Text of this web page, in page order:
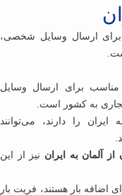
ارسال وسایل شخصی،
برای ارسال وسایل
به کشور است.
را دارند، می‌توانند
آلمان به ایران نیز از این
بار هستند، فریت بار